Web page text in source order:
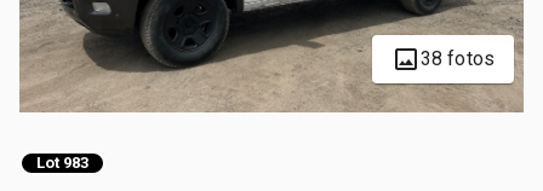
38 fotos
Lot 983